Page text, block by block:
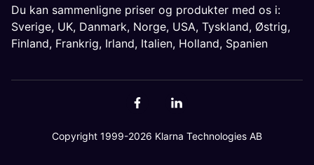
Du kan sammenligne priser og produkter med os i:
Sverige, UK, Danmark, Norge, USA, Tyskland, Østrig,
Finland, Frankrig, Irland, Italien, Holland, Spanien
Copyright 1999-2026 Klarna Technologies AB